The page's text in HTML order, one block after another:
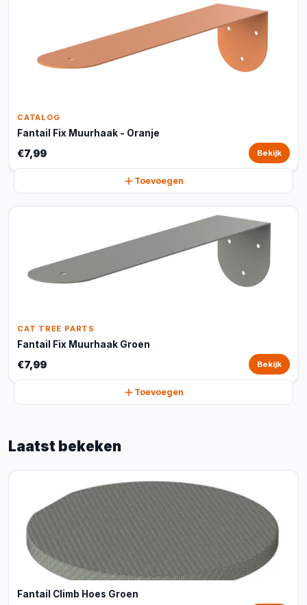
CATALOG
Fantail Fix Muurhaak - Oranje
€7,99 Bekijk
Toevoegen
CAT TREE PARTS
Fantail Fix Muurhaak Groen
€7,99 Bekijk
Toevoegen
Laatst bekeken
Fantail Climb Hoes Groen